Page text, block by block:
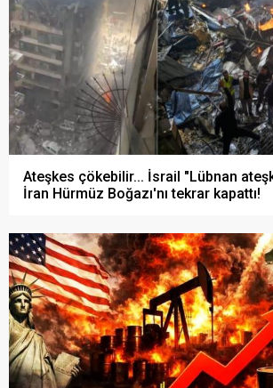
Ateşkes çökebilir... İsrail "Lübnan
İran Hürmüz Boğazı'nı tekrar kapattı!